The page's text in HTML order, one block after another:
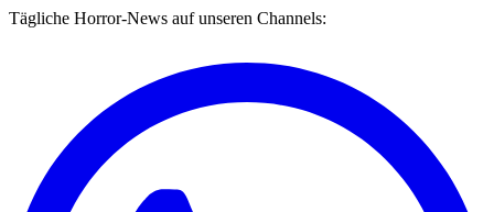
Tägliche Horror-News auf unseren Channels: